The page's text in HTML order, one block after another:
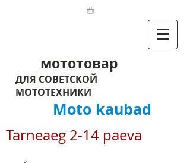
мототовар
ДЛЯ СОВЕТСКОЙ
МОТОТЕХНИКИ
Moto kaubad
Tarneaeg 2-14 paeva